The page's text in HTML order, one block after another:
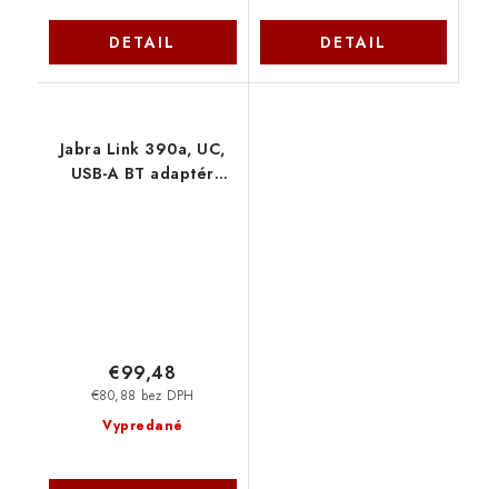
DETAIL DETAIL
Jabra Link 390a, UC,
USB-A BT adaptér
Vypredané
€80,88 bez DPH
€99,48